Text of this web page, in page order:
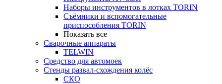
Наборы инструментов в лотках TORIN
Съёмники и вспомогательные
приспособления TORIN
Показать все
Сварочные аппараты
TELWIN
Средство для автомоек
Стенды развал-схождения колёс
СКО